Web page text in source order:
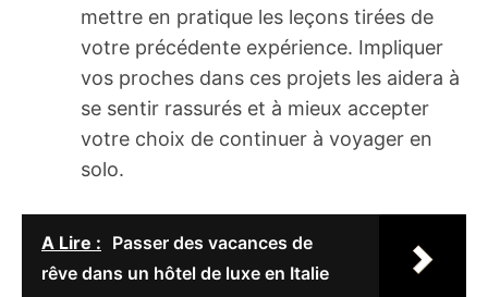
mettre en pratique les leçons tirées de
votre précédente expérience. Impliquer
vos proches dans ces projets les aidera à
se sentir rassurés et à mieux accepter
votre choix de continuer à voyager en
solo.
A Lire : Passer des vacances de
rêve dans un hôtel de luxe en Italie